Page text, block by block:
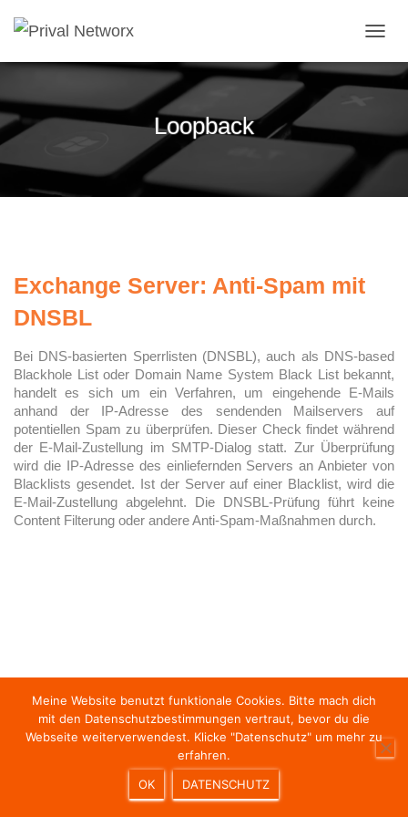
Loopback
Exchange Server: Anti-Spam mit
DNSBL
Bei DNS-basierten Sperrlisten (DNSBL), auch als DNS-based
Blackhole List oder Domain Name System Black List bekannt,
handelt es sich um ein Verfahren, um eingehende E-Mails
anhand der IP-Adresse des sendenden Mailservers auf
potentiellen Spam zu überprüfen. Dieser Check findet während
der E-Mail-Zustellung im SMTP-Dialog statt. Zur Überprüfung
wird die IP-Adresse des einliefernden Servers an Anbieter von
Blacklists gesendet. Ist der Server auf einer Blacklist, wird die
E-Mail-Zustellung abgelehnt. Die DNSBL-Prüfung führt keine
Content Filterung oder andere Anti-Spam-Maßnahmen durch.
HOME NEWS SOUND OF MAC.ALICIOUS
IMPRESSUM & DATENSCHUTZ
Meine Website benutzt funktionale Cookies. Bitte mach dich
mit den Datenschutzbestimmungen vertraut, bevor du die
Webseite weiterverwendest. Klicke "Datenschutz" um mehr zu
erfahren.
OK
DATENSCHUTZ